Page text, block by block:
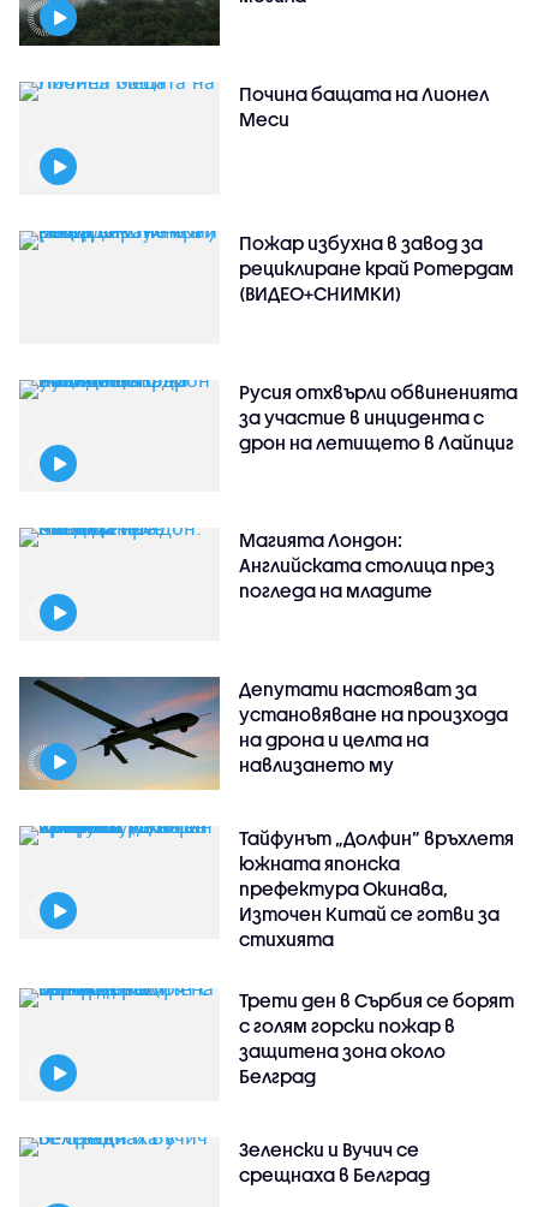
Почина бащата на Лионел
Меси
Пожар избухна в завод за
рециклиране край Ротердам
(ВИДЕО+СНИМКИ)
Русия отхвърли обвиненията
за участие в инцидента с
дрон на летището в Лайпциг
Магията Лондон:
Английската столица през
погледа на младите
Депутати настояват за
установяване на произхода
на дрона и целта на
навлизането му
Тайфунът „Долфин” връхлетя
южната японска
префектура Окинава,
Източен Китай се готви за
стихията
Трети ден в Сърбия се борят
с голям горски пожар в
защитена зона около
Белград
Зеленски и Вучич се
срещнаха в Белград